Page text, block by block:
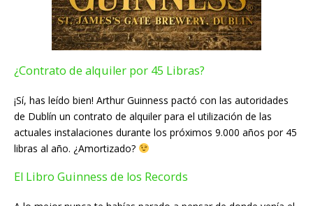
¿Contrato de alquiler por 45 Libras?
¡Sí, has leído bien! Arthur Guinness pactó con las autoridades
de Dublín un contrato de alquiler para el utilización de las
actuales instalaciones durante los próximos 9.000 años por 45
libras al año. ¿Amortizado?
El Libro Guinness de los Records